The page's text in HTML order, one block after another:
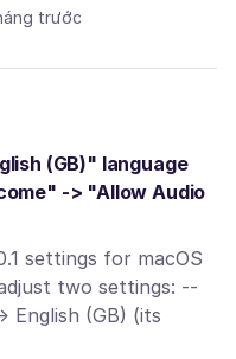
trước
(GB)" language
-> "Allow Audio
settings for macOS
two settings: --
English (GB) (its